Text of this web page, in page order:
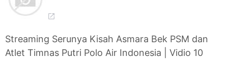
Streaming Serunya Kisah Asmara Bek PSM dan
Atlet Timnas Putri Polo Air Indonesia | Vidio 10